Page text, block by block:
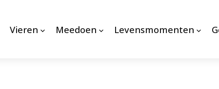
Vieren Meedoen Levensmomenten